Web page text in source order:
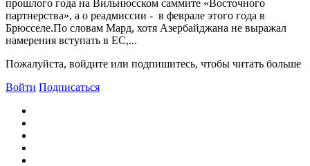
прошлого года на Вильнюсском саммите «Восточного
партнерства», а о реадмиссии - в феврале этого года в
Брюсселе.По словам Мард, хотя Азербайджана не выражал
намерения вступать в ЕС,...
Пожалуйста, войдите или подпишитесь, чтобы читать больше
Войти Подписаться